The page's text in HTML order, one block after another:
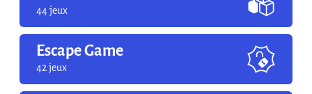
44 jeux
Escape Game
42 jeux